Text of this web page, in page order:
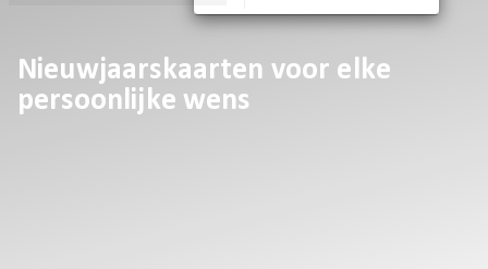
Nieuwjaarskaarten voor elke
persoonlijke wens